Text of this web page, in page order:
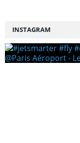
INSTAGRAM